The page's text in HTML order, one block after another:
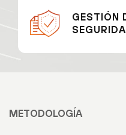
GESTIÓN
METODOLOGÍA